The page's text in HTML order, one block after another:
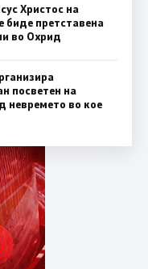
Христос на
биде претставена
во Охрид
посветен на
невремето во кое